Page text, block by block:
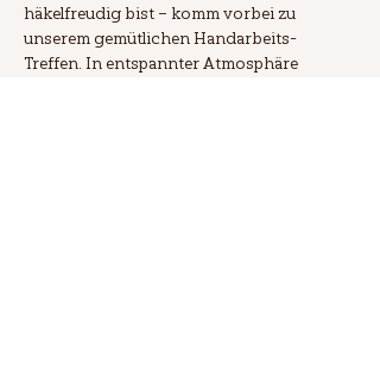
häkelfreudig bist – komm vorbei zu
unserem gemütlichen Handarbeits-
Treffen. In entspannter Atmosphäre